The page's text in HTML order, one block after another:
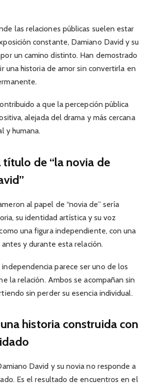
las relaciones públicas suelen estar
constante, Damiano David y su
un camino distinto. Han demostrado
una historia de amor sin convertirla en
a que la percepción pública
alejada del drama y más cercana
y humana.
título de “la novia de
al papel de “novia de” sería
su identidad artística y su voz
una figura independiente, con una
y durante esta relación.
parece ser uno de los
la relación. Ambos se acompañan sin
sin perder su esencia individual.
historia construida con
David y su novia no responde a
Es el resultado de encuentros en el